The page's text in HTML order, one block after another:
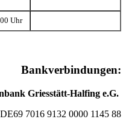
Uhr
Bankverbindungen:
Griesstätt-Halfing e.G.
7016 9132 0000 1145 88